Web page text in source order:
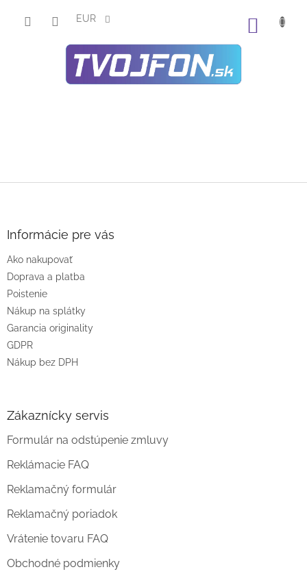
EUR
Informácie pre vás
Ako nakupovať
Doprava a platba
Poistenie
Nákup na splátky
Garancia originality
GDPR
Nákup bez DPH
Zákaznícky servis
Formulár na odstúpenie zmluvy
Reklámacie FAQ
Reklamačný formulár
Reklamačný poriadok
Vrátenie tovaru FAQ
Obchodné podmienky